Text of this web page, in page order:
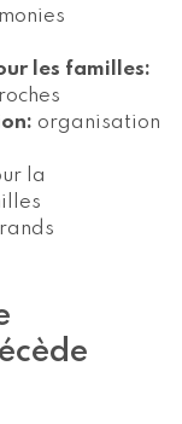
les familles:
organisation
la